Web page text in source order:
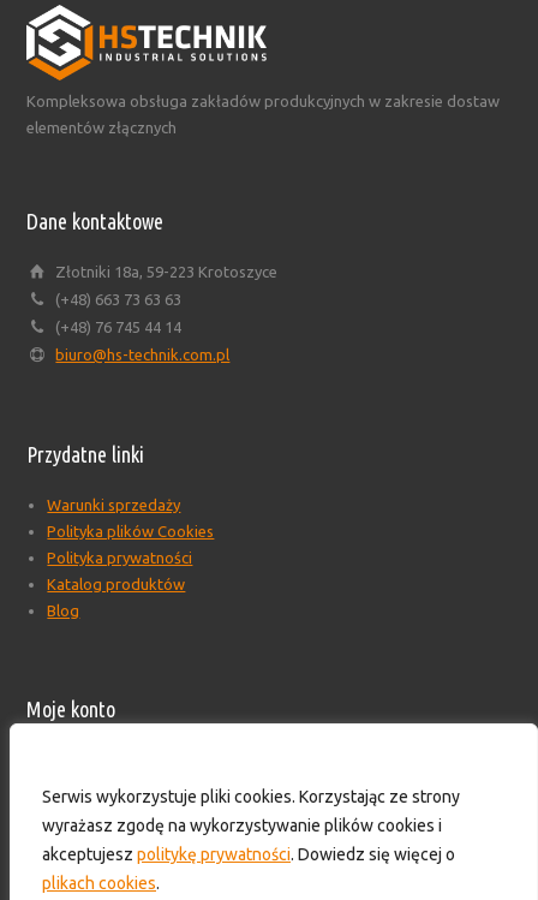
Serwis wykorzystuje pliki cookies. Korzystając ze strony
wyrażasz zgodę na wykorzystywanie plików cookies i
akceptujesz politykę prywatności. Dowiedz się więcej o
plikach cookies.
Kompleksowa obsługa zakładów produkcyjnych w zakresie dostaw
elementów złącznych
Dane kontaktowe
Złotniki 18a, 59-223 Krotoszyce
(+48) 663 73 63 63
(+48) 76 745 44 14
biuro@hs-technik.com.pl
Przydatne linki
Warunki sprzedaży
Polityka plików Cookies
Polityka prywatności
Katalog produktów
Blog
Moje konto
Formularz wyceny produktów
Skontaktuj się z nami!